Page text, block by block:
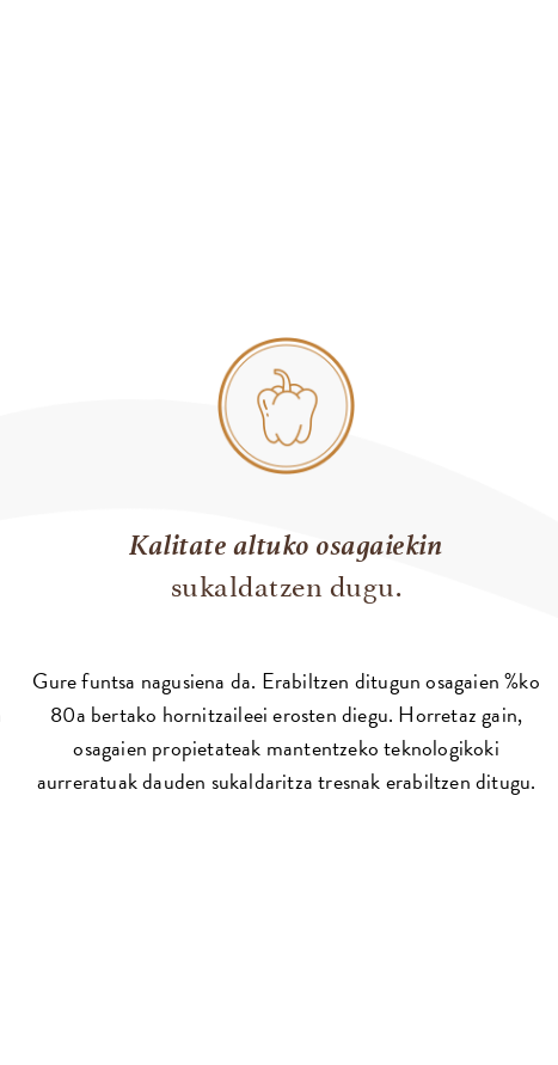
Kalitate altuko osagaiekin
sukaldatzen dugu.
Gure funtsa nagusiena da. Erabiltzen ditugun osagaien %ko
80a bertako hornitzaileei erosten diegu. Horretaz gain,
osagaien propietateak mantentzeko teknologikoki
aurreratuak dauden sukaldaritza tresnak erabiltzen ditugu.